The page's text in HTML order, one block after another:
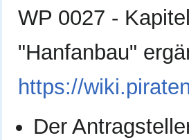
WP 0027 -
"Hanfanbau"
https://
Der